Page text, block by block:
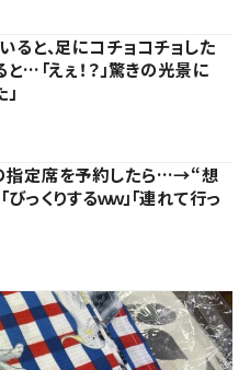
ると、足にコチョコチョした
…「えぇ！？」驚きの光景に
定席を予約したら…→“想
っくりするｗｗ」「連れて行っ